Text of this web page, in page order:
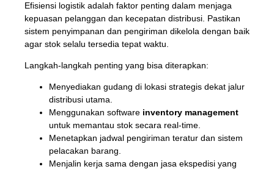
Efisiensi logistik adalah faktor penting dalam menjaga
kepuasan pelanggan dan kecepatan distribusi. Pastikan
sistem penyimpanan dan pengiriman dikelola dengan baik
agar stok selalu tersedia tepat waktu.
Langkah-langkah penting yang bisa diterapkan:
Menyediakan gudang di lokasi strategis dekat jalur
distribusi utama.
Menggunakan software inventory management
untuk memantau stok secara real-time.
Menetapkan jadwal pengiriman teratur dan sistem
pelacakan barang.
Menjalin kerja sama dengan jasa ekspedisi yang